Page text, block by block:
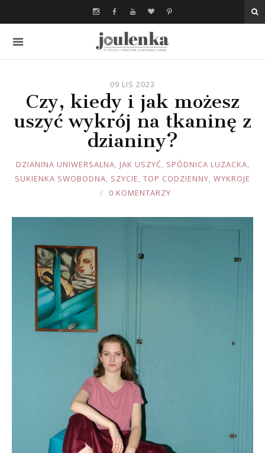
09 LIS 2023
Czy, kiedy i jak możesz
uszyć wykrój na tkaninę z
dzianiny?
JOULE
DZIANINA UNIWERSALNA, JAK USZYĆ, SPÓDNICA LUZACKA,
SUKIENKA SWOBODNA, SZYCIE, TOP CODZIENNY, WYKROJE
0 KOMENTARZY